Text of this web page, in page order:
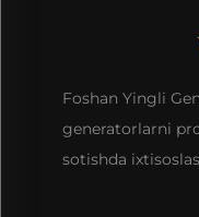
Foshan Yingli
generatorlarni
sotishda